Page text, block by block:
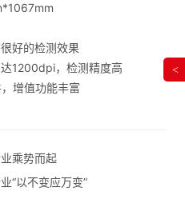
好的检测效果
1200dpi，检测精度高
增值功能丰富
乘势而起
“以不变应万变”
<